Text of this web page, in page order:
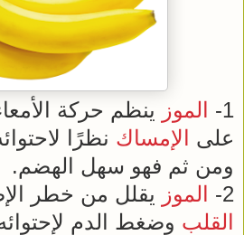
1- الموز ينظم حركة
على الإمساك نظرًا
ومن ثم فهو سهل الهضم.
2-
الموز يقلل من خطر
القلب وضغط الدم